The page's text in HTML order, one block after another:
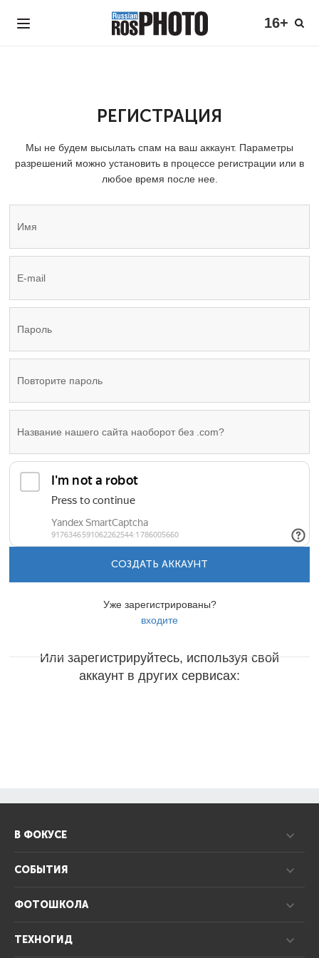
16+
РЕГИСТРАЦИЯ
Мы не будем высылать спам на ваш аккаунт. Параметры
разрешений можно установить в процессе регистрации или в
любое время после нее.
СОЗДАТЬ АККАУНТ
Уже зарегистрированы?
входите
Или зарегистрируйтесь, используя свой
аккаунт в других сервисах:
В ФОКУСЕ
СОБЫТИЯ
ФОТОШКОЛА
ТЕХНОГИД